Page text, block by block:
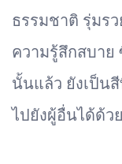
ธรรมชาติ รุ่มร
ความรู้สึกสบาย
นั้นแล้ว ยังเป็น
ไปยังผู้อื่นได้ด้ว